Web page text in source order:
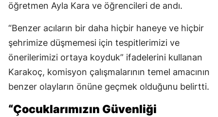
öğretmen Ayla Kara ve öğrencileri de andı.
“Benzer acıların bir daha hiçbir haneye ve hiçbir
şehrimize düşmemesi için tespitlerimizi ve
önerilerimizi ortaya koyduk” ifadelerini kullanan
Karakoç, komisyon çalışmalarının temel amacının
benzer olayların önüne geçmek olduğunu belirtti.
“Çocuklarımızın Güvenliği